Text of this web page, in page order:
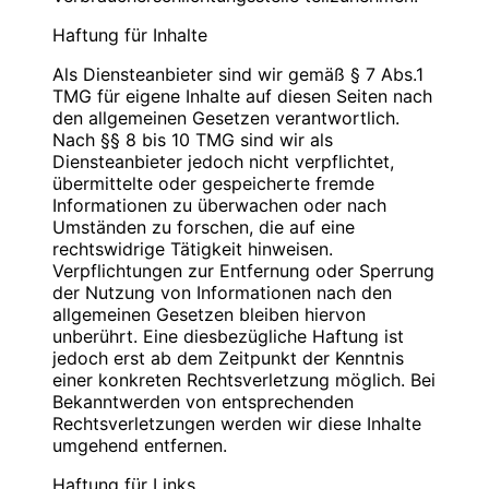
Blauweb.DE Internet-Solutions, Inhaber
Christan Hinzmann
Firmierung: BlauWeb.DE Internet-Solutions
Name: Christian Hinzmann
Strasse: Friedhofsweg 5
PLZ/Ort: 12529 Schönefeld
E-Mail: info@blauweb.de
Telefon: 03379 591001
Telefax: 03379 591 002
Mobil: 0176 277 50500
Umsatzsteuer-Identifikationsnummer gemäß §
27 a Umsatzsteuergesetz:
DE 283623660
Inhaber: Christian Hinzmann
Verantwortlich für den Inhalt nach § 55 Abs. 2
RStV:
Name: Christian Hinzmann
Strasse: Friedhofsweg 5
Verantwortliche Stelle
Name: Christian Hinzmann
Strasse: Friedhofsweg 5
PLZ/Ort: 12529 Schönefeld
E-Mail: info@blauweb.de
Mobil: 0176 277 50500
Cookies
Zur besseren Benutzerführung setzen wir Cookies
ein. Durch die Verwendung von Cookies wird die
Nutzung von Webseiten für den Nutzer vereinfacht.
Bestimmte Seiten sind ohne deren Einsatz nicht oder
nicht fehlerfrei aufrufbar. Diese Gründe stellen auch
das berechtigte Interesse für diese
Datenverarbeitung nach Art. 6 Abs. 1 lit. f DSGVO
dar (die Nutzung von Cookies zu Analysezwecken
wird in einem anderen Punkt behandelt). Gängige
Browser bieten die Einstellungsmöglichkeit, Cookies
Haftung für Inhalte
Als Diensteanbieter sind wir gemäß § 7 Abs.1
TMG für eigene Inhalte auf diesen Seiten nach
den allgemeinen Gesetzen verantwortlich.
Nach §§ 8 bis 10 TMG sind wir als
Diensteanbieter jedoch nicht verpflichtet,
übermittelte oder gespeicherte fremde
Informationen zu überwachen oder nach
Umständen zu forschen, die auf eine
rechtswidrige Tätigkeit hinweisen.
Verpflichtungen zur Entfernung oder Sperrung
der Nutzung von Informationen nach den
allgemeinen Gesetzen bleiben hiervon
unberührt. Eine diesbezügliche Haftung ist
jedoch erst ab dem Zeitpunkt der Kenntnis
einer konkreten Rechtsverletzung möglich. Bei
Bekanntwerden von entsprechenden
Rechtsverletzungen werden wir diese Inhalte
umgehend entfernen.
Haftung für Links